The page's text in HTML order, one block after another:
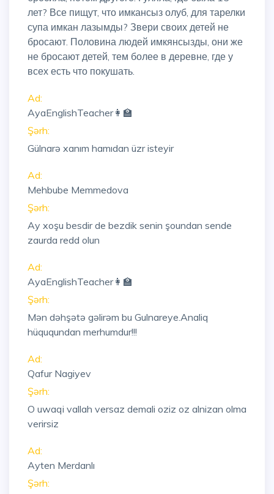
лет? Все пищут, что имкансыз олуб, для тарелки
супа имкан лазымды? Звери своих детей не
бросают. Половина людей имкянсызды, они же
не бросают детей, тем более в деревне, где у
всех есть что покушать.
Ad:
AyaEnglishTeacher👩‍🏫
Şərh:
Gülnarə xanım hamıdan üzr isteyir
Ad:
Mehbube Memmedova
Şərh:
Ay xoşu besdir de bezdik senin şoundan sende
zaurda redd olun
Ad:
AyaEnglishTeacher👩‍🏫
Şərh:
Mən dəhşətə gəlirəm bu Gulnareye.Analiq
hüququndan merhumdur!!!
Ad:
Qafur Nagiyev
Şərh:
O uwaqi vallah versaz demali oziz oz alnizan olma
verirsiz
Ad:
Ayten Merdanlı
Şərh: